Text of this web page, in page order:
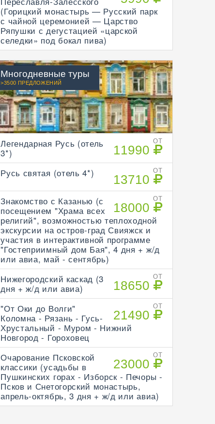
(Горицкий монастырь — Русский парк
с чайной церемонией — Царство
Ряпушки с дегустацией «царской
селедки» под бокал пива)
Многодневные туры
>3500 ПРЕДЛОЖЕНИЙ
ОТ
11990
Легендарная Русь (отель
3*)
ОТ
13710
Русь святая (отель 4*)
ОТ
18000
Знакомство с Казанью (с
посещением "Храма всех
религий", возможностью теплоходной
экскурсии на остров-град Свияжск и
участия в интерактивной программе
"Гостеприимный дом Бая", 4 дня + ж/д
или авиа, май - сентябрь)
ОТ
18650
Нижегородский каскад (3
дня + ж/д или авиа)
ОТ
21490
"От Оки до Волги"
Коломна - Рязань - Гусь-
Хрустальный - Муром - Нижний
Новгород - Гороховец
ОТ
23000
Очарование Псковской
классики (усадьбы в
Пушкинских горах - Изборск - Печоры -
Псков и Снетогорский монастырь,
апрель-октябрь, 3 дня + ж/д или авиа)